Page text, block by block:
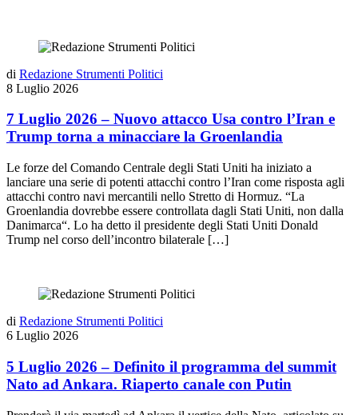
di Redazione Strumenti Politici
8 Luglio 2026
7 Luglio 2026 – Nuovo attacco Usa contro l’Iran e
Trump torna a minacciare la Groenlandia
Le forze del Comando Centrale degli Stati Uniti ha iniziato a
lanciare una serie di potenti attacchi contro l’Iran come risposta agli
attacchi contro navi mercantili nello Stretto di Hormuz. “La
Groenlandia dovrebbe essere controllata dagli Stati Uniti, non dalla
Danimarca“. Lo ha detto il presidente degli Stati Uniti Donald
Trump nel corso dell’incontro bilaterale […]
di Redazione Strumenti Politici
6 Luglio 2026
5 Luglio 2026 – Definito il programma del summit
Nato ad Ankara. Riaperto canale con Putin